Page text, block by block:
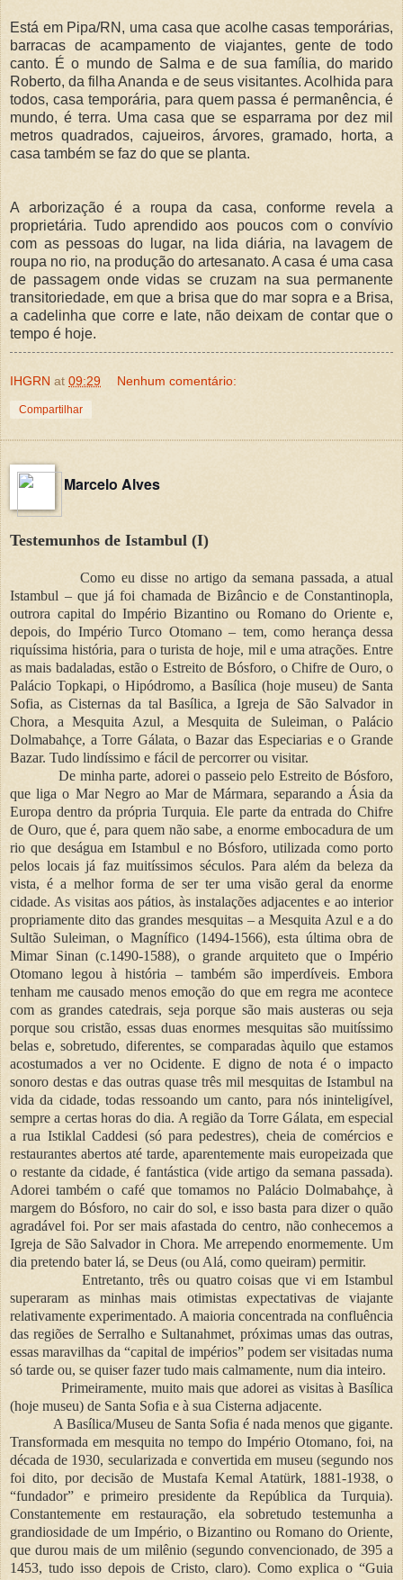
Está em Pipa/RN, uma casa que acolhe casas temporárias,
barracas de acampamento de viajantes, gente de todo
canto. É o mundo de Salma e de sua família, do marido
Roberto, da filha Ananda e de seus visitantes. Acolhida para
todos, casa temporária, para quem passa é permanência, é
mundo, é terra. Uma casa que se esparrama por dez mil
metros quadrados, cajueiros, árvores, gramado, horta, a
casa também se faz do que se planta.
A arborização é a roupa da casa, conforme revela a
proprietária. Tudo aprendido aos poucos com o convívio
com as pessoas do lugar, na lida diária, na lavagem de
roupa no rio, na produção do artesanato. A casa é uma casa
de passagem onde vidas se cruzam na sua permanente
transitoriedade, em que a brisa que do mar sopra e a Brisa,
a cadelinha que corre e late, não deixam de contar que o
tempo é hoje.
IHGRN at 09:29 Nenhum comentário:
Compartilhar
Marcelo Alves
Testemunhos de Istambul (I)
Como eu disse no artigo da semana passada, a atual
Istambul – que já foi chamada de Bizâncio e de Constantinopla,
outrora capital do Império Bizantino ou Romano do Oriente e,
depois, do Império Turco Otomano – tem, como herança dessa
riquíssima história, para o turista de hoje, mil e uma atrações. Entre
as mais badaladas, estão o Estreito de Bósforo, o Chifre de Ouro, o
Palácio Topkapi, o Hipódromo, a Basílica (hoje museu) de Santa
Sofia, as Cisternas da tal Basílica, a Igreja de São Salvador in
Chora, a Mesquita Azul, a Mesquita de Suleiman, o Palácio
Dolmabahçe, a Torre Gálata, o Bazar das Especiarias e o Grande
Bazar. Tudo lindíssimo e fácil de percorrer ou visitar.
De minha parte, adorei o passeio pelo Estreito de Bósforo,
que liga o Mar Negro ao Mar de Mármara, separando a Ásia da
Europa dentro da própria Turquia. Ele parte da entrada do Chifre
de Ouro, que é, para quem não sabe, a enorme embocadura de um
rio que deságua em Istambul e no Bósforo, utilizada como porto
pelos locais já faz muitíssimos séculos. Para além da beleza da
vista, é a melhor forma de ser ter uma visão geral da enorme
cidade. As visitas aos pátios, às instalações adjacentes e ao interior
propriamente dito das grandes mesquitas – a Mesquita Azul e a do
Sultão Suleiman, o Magnífico (1494-1566), esta última obra de
Mimar Sinan (c.1490-1588), o grande arquiteto que o Império
Otomano legou à história – também são imperdíveis. Embora
tenham me causado menos emoção do que em regra me acontece
com as grandes catedrais, seja porque são mais austeras ou seja
porque sou cristão, essas duas enormes mesquitas são muitíssimo
belas e, sobretudo, diferentes, se comparadas àquilo que estamos
acostumados a ver no Ocidente. E digno de nota é o impacto
sonoro destas e das outras quase três mil mesquitas de Istambul na
vida da cidade, todas ressoando um canto, para nós ininteligível,
sempre a certas horas do dia. A região da Torre Gálata, em especial
a rua Istiklal Caddesi (só para pedestres), cheia de comércios e
restaurantes abertos até tarde, aparentemente mais europeizada que
o restante da cidade, é fantástica (vide artigo da semana passada).
Adorei também o café que tomamos no Palácio Dolmabahçe, à
margem do Bósforo, no cair do sol, e isso basta para dizer o quão
agradável foi. Por ser mais afastada do centro, não conhecemos a
Igreja de São Salvador in Chora. Me arrependo enormemente. Um
dia pretendo bater lá, se Deus (ou Alá, como queiram) permitir.
Entretanto, três ou quatro coisas que vi em Istambul
superaram as minhas mais otimistas expectativas de viajante
relativamente experimentado. A maioria concentrada na confluência
das regiões de Serralho e Sultanahmet, próximas umas das outras,
essas maravilhas da “capital de impérios” podem ser visitadas numa
só tarde ou, se quiser fazer tudo mais calmamente, num dia inteiro.
Primeiramente, muito mais que adorei as visitas à Basílica
(hoje museu) de Santa Sofia e à sua Cisterna adjacente.
A Basílica/Museu de Santa Sofia é nada menos que gigante.
Transformada em mesquita no tempo do Império Otomano, foi, na
década de 1930, secularizada e convertida em museu (segundo nos
foi dito, por decisão de Mustafa Kemal Atatürk, 1881-1938, o
“fundador” e primeiro presidente da República da Turquia).
Constantemente em restauração, ela sobretudo testemunha a
grandiosidade de um Império, o Bizantino ou Romano do Oriente,
que durou mais de um milênio (segundo convencionado, de 395 a
1453, tudo isso depois de Cristo, claro). Como explica o “Guia